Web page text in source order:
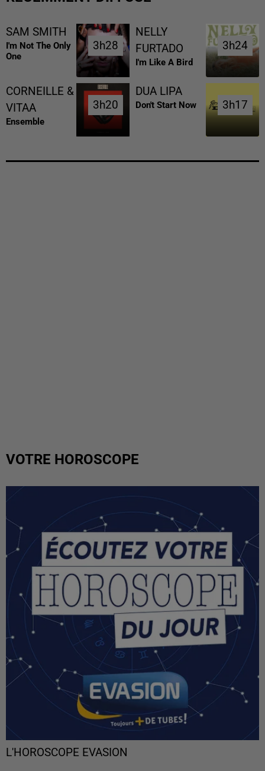
SAM SMITH
I'm Not The Only
One
3h28
3h28
NELLY
FURTADO
I'm Like A Bird
3h24
3h24
CORNEILLE &
VITAA
Ensemble
3h20
3h20
DUA LIPA
Don't Start Now 3h17
3h17
VOTRE HOROSCOPE
L'HOROSCOPE EVASION